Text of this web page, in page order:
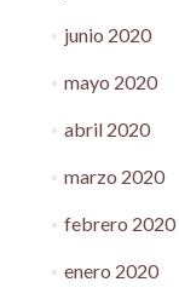
junio 2020
mayo 2020
abril 2020
marzo 2020
febrero 2020
enero 2020